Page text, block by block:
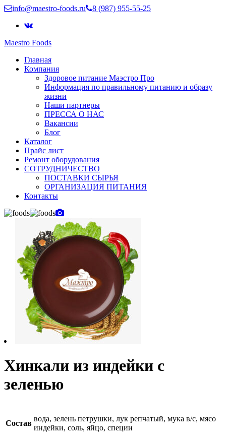
info@maestro-foods.ru 8 (987) 955-55-25
Maestro Foods
Компания Маэстро
Симфония вкуса
Главная
Компания
Здоровое питание Маэстро Про
Информация по правильному питанию и образу
жизни
Наши партнеры
ПРЕССА О НАС
Вакансии
Блог
Каталог
Прайс лист
Ремонт оборудования
СОТРУДНИЧЕСТВО
ПОСТАВКИ СЫРЬЯ
ОРГАНИЗАЦИЯ ПИТАНИЯ
Контакты
Хинкали из индейки с
зеленью
Состав
вода, зелень петрушки, лук репчатый, мука в/с, мясо
индейки, соль, яйцо, специи